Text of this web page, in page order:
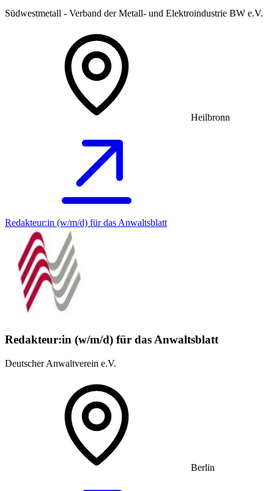
Südwestmetall - Verband der Metall- und Elektroindustrie BW e.V.
Heilbronn
Redakteur:in (w/m/d) für das Anwaltsblatt
Redakteur:in (w/m/d) für das Anwaltsblatt
Deutscher Anwaltverein e.V.
Berlin